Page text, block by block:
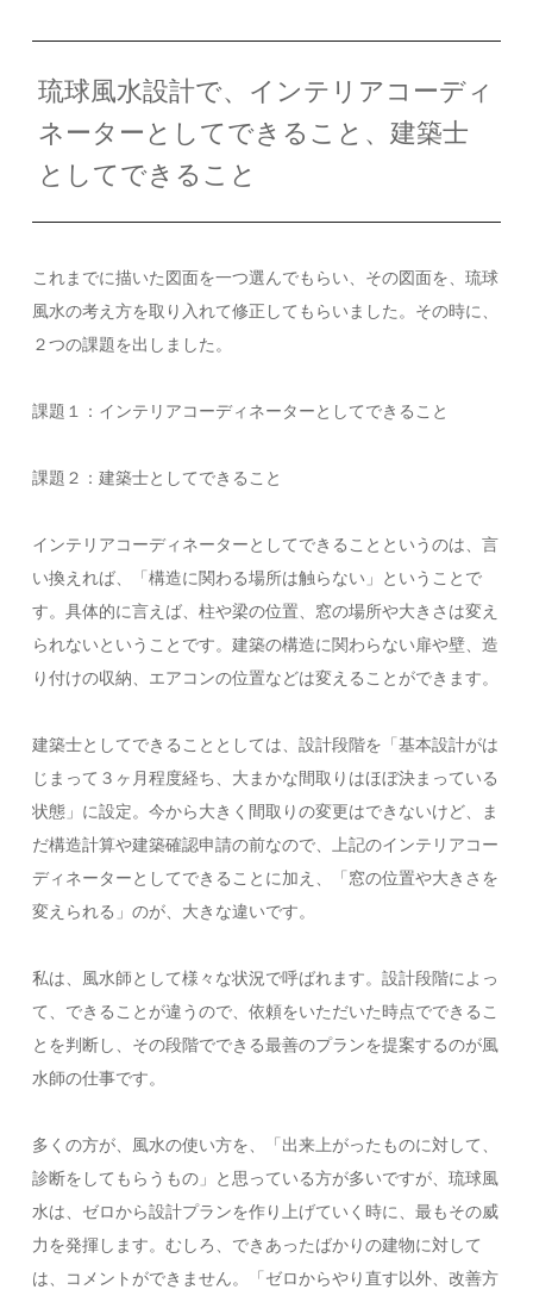
琉球風水設計で、インテリアコーディ
ネーターとしてできること、建築士
としてできること
これまでに描いた図面を一つ選んでもらい、その図面を、琉球
風水の考え方を取り入れて修正してもらいました。その時に、
２つの課題を出しました。
課題１：インテリアコーディネーターとしてできること
課題２：建築士としてできること
インテリアコーディネーターとしてできることというのは、言
い換えれば、「構造に関わる場所は触らない」ということで
す。具体的に言えば、柱や梁の位置、窓の場所や大きさは変え
られないということです。建築の構造に関わらない扉や壁、造
り付けの収納、エアコンの位置などは変えることができます。
建築士としてできることとしては、設計段階を「基本設計がは
じまって３ヶ月程度経ち、大まかな間取りはほぼ決まっている
状態」に設定。今から大きく間取りの変更はできないけど、ま
だ構造計算や建築確認申請の前なので、上記のインテリアコー
ディネーターとしてできることに加え、「窓の位置や大きさを
変えられる」のが、大きな違いです。
私は、風水師として様々な状況で呼ばれます。設計段階によっ
て、できることが違うので、依頼をいただいた時点でできるこ
とを判断し、その段階でできる最善のプランを提案するのが風
水師の仕事です。
多くの方が、風水の使い方を、「出来上がったものに対して、
診断をしてもらうもの」と思っている方が多いですが、琉球風
水は、ゼロから設計プランを作り上げていく時に、最もその威
力を発揮します。むしろ、できあったばかりの建物に対して
は、コメントができません。「ゼロからやり直す以外、改善方